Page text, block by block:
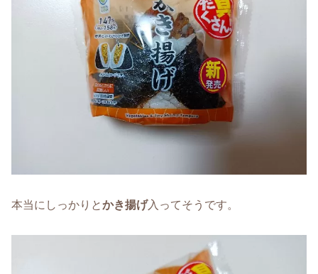
本当にしっかりとかき揚げ入ってそうです。